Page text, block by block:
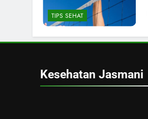
TIPS SEHAT
Kesehatan Jasmani